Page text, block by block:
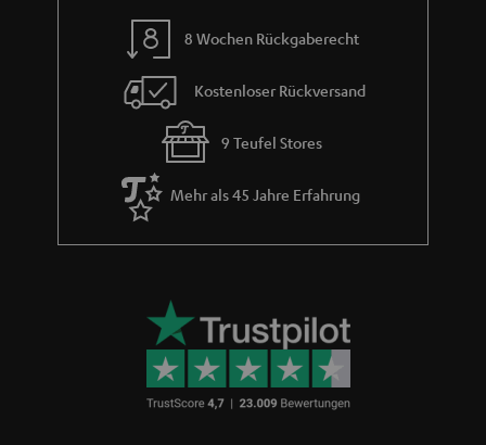
können im Vergleich zuSmart-Speakern
gesteuert werden und es ist keine künstliche Intelligenz bei der
eine Sprache erkennen muss, sondern den Steuerungsbefehl direkt erhält,
wird dieser auch nicht als „intelligent“ oder Smart Speaker bezeichnet.
Welche Vorteile haben WLAN-Lautsprecher?
Kabelloses Streaming
Hohe Klangqualität
Keine Unterbrechung bei Anrufen wie bei Bluetooth
Wie kann ich Teufel WLAN-Lautsprecher einrichten?
Für unsere WLAN-Lautsprecher installierst du die entsprechende
kostenfreie Teufel App auf deinem Smartphone oder Tablet. Diese findest
im Apple App Store oder den Google App Store. Über Sie kannst du den
8 Wochen Rückgaberecht
Kostenloser Rückversand
9 Teufel Stores
Mehr als 45 Jahre Erfahrung